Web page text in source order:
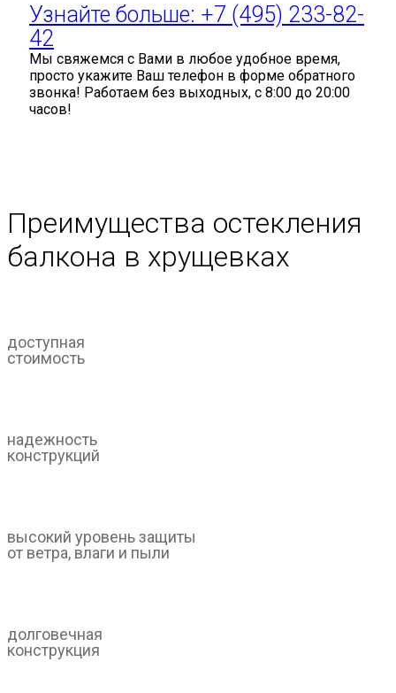
Узнайте больше: +7 (495) 233-82-
42
Мы свяжемся с Вами в любое удобное время,
просто укажите Ваш телефон в форме обратного
звонка! Работаем без выходных, с 8:00 до 20:00
часов!
Преимущества остекления
балкона в хрущевках
доступная
стоимость
надежность
конструкций
высокий уровень защиты
от ветра, влаги и пыли
долговечная
конструкция